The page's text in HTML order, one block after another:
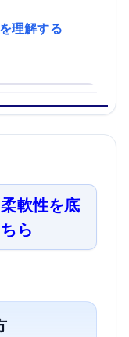
理解する
軟性を底
ら